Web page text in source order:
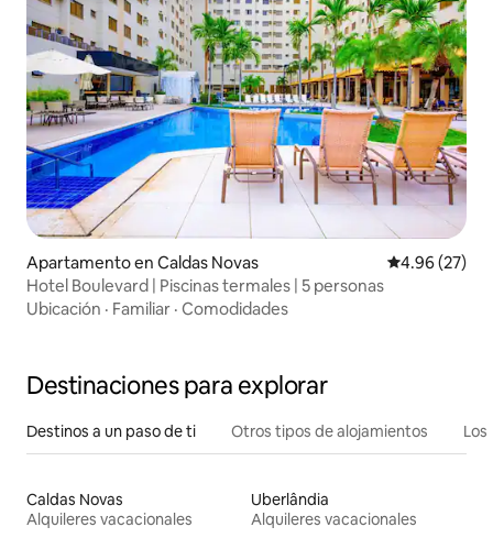
Apartamento en Caldas Novas Calificación
4.96 (27)
Hotel Boulevard | Piscinas termales | 5 personas
Ubicación · Familiar · Comodidades
Destinaciones para explorar
Destinos a un paso de ti Otros tipos de alojamientos
Caldas Novas
Alquileres vacacionales
Uberlândia
Alquileres vacacionales